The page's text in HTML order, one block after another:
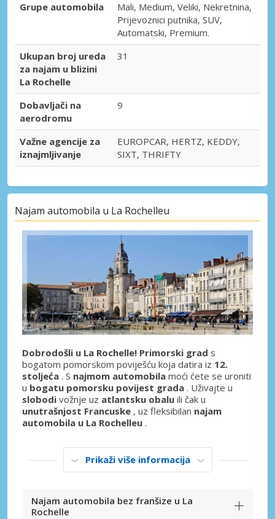
Grupe automobila
Mali, Medium, Veliki, Nekretnina,
Prijevoznici putnika, SUV,
Automatski, Premium.
Ukupan broj ureda
za najam u blizini
La Rochelle
31
Dobavljači na
aerodromu
9
Važne agencije za
iznajmljivanje
EUROPCAR, HERTZ, KEDDY,
SIXT, THRIFTY
Najam automobila u La Rochelleu
Dobrodošli u La Rochelle! Primorski grad s
bogatom pomorskom poviješću koja datira iz 12.
stoljeća . S najmom automobila moći ćete se uroniti
u bogatu pomorsku povijest grada . Uživajte u
slobodi vožnje uz atlantsku obalu ili čak u
unutrašnjost Francuske , uz fleksibilan najam
automobila u La Rochelleu .
Prikaži više informacija
Najam automobila bez franšize u La
Rochelle